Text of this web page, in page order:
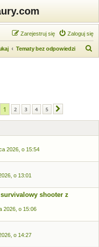
Zaloguj się
Zarejestruj się
Tematy bez odpowiedzi
1 2 3 4 5
2026, o 15:54
o 13:01
shooter z
2026, o 15:06
o 14:27